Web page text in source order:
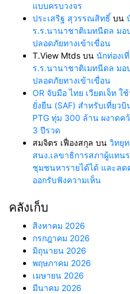
แบบครบวงจร
ประเสริฐ สุวรรณสิทธิ์ บน
ร.ร.นานาชาติเมทนีดล มอ
ปลอดภัยทางเข้าเขื่อน
T.View Mtds บน นักท่องเ
ร.ร.นานาชาติเมทนีดล มอ
ปลอดภัยทางเข้าเขื่อน
OR จับมือ ไทย เวียตเจ็ท
ยั่งยืน (SAF) สำหรับเที่ยว
PTG ทุ่ม 300 ล้าน ผงาดค
3 ปีรวด
สมจิตร เฟื่องสกุล บน วิทยุ
สนง.เลขาธิการสภาผู้แทน
ชุมชนหารายได้ได้ และล
ออกรับฟังความเห็น
คลังเก็บ
สิงหาคม 2026
กรกฎาคม 2026
มิถุนายน 2026
พฤษภาคม 2026
เมษายน 2026
มีนาคม 2026